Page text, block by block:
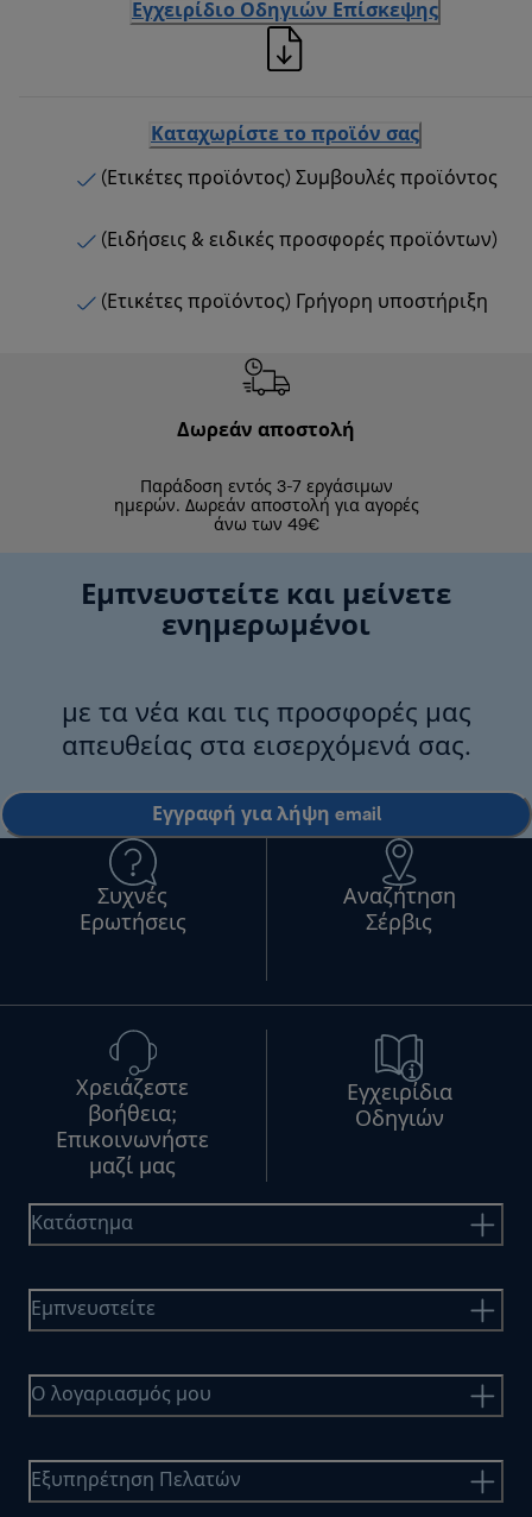
Εγχειρίδιο Οδηγιών Επίσκεψης
Καταχωρίστε το προϊόν σας
(Ετικέτες προϊόντος) Συμβουλές προϊόντος
(Ειδήσεις & ειδικές προσφορές προϊόντων)
(Ετικέτες προϊόντος) Γρήγορη υποστήριξη
Δωρεάν αποστολή
Παράδοση εντός 3-7 εργάσιμων
ημερών. Δωρεάν αποστολή για αγορές
άνω των 49€
Εμπνευστείτε και μείνετε
ενημερωμένοι
με τα νέα και τις προσφορές μας
απευθείας στα εισερχόμενά σας.
Εγγραφή για λήψη email
Συχνές
Ερωτήσεις
Αναζήτηση
Σέρβις
Χρειάζεστε
βοήθεια;
Επικοινωνήστε
μαζί μας
Εγχειρίδια
Οδηγιών
Κατάστημα
Εμπνευστείτε
Ο λογαριασμός μου
Εξυπηρέτηση Πελατών